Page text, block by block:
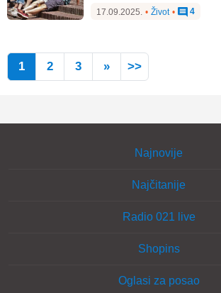
17.09.2025. • Život • 4
1 2 3 » >>
Najnovije
Najčitanije
Radio 021 live
Shopins
Oglasi za posao